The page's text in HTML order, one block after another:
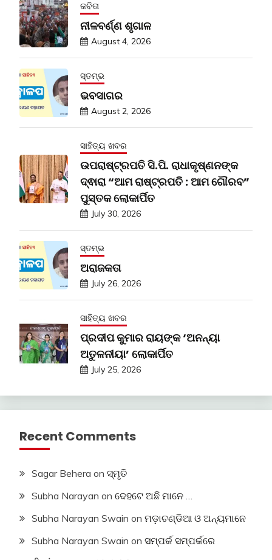
କବିତା
ନୀଳବର୍ଣ୍ଣ ଶୃଗାଳ
August 4, 2026
ସ୍ତମ୍ଭ
ଭବସାଗର
August 2, 2026
ସାହିତ୍ୟ ଖବର
ଉପରାଷ୍ଟ୍ରପତି ସି.ପି. ରାଧାକୃଷ୍ଣନଙ୍କ
ଦ୍ଵାରା “ଆମ ରାଷ୍ଟ୍ରପତି : ଆମ ଗୌରବ”
ପୁସ୍ତକ ଲୋକାର୍ପିତ
July 30, 2026
ସ୍ତମ୍ଭ
ଅରାଜକତା
July 26, 2026
ସାହିତ୍ୟ ଖବର
ପ୍ରଦୀପ କୁମାର ରାୟଙ୍କ ‘ଅନନ୍ୟା
ଅତୁଳନୀୟା’ ଲୋକାର୍ପିତ
July 25, 2026
Recent Comments
Sagar Behera on ସ୍ମୃତି
Subha Narayan on ଦେହଟେ ଅଛି ମାନେ …
Subha Narayan Swain on ମଡ଼ାଚଣ୍ଡିଆ ଓ ଅନ୍ୟମାନେ
Subha Narayan Swain on ସମ୍ପର୍କ ସମ୍ପର୍କରେ